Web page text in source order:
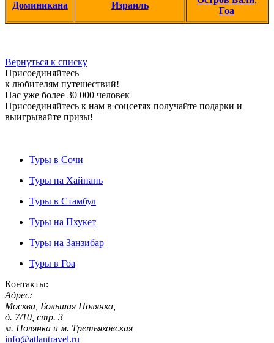
Доминикана Израиль
Гоа
Вернуться к списку
Присоединяйтесь
к любителям путешествий!
Нас уже более 30 000 человек
Присоединяйтесь к нам в соцсетях получайте подарки и
выигрывайте призы!
Туры в Сочи
Туры на Хайнань
Туры в Стамбул
Туры на Пхукет
Туры на Занзибар
Туры в Гоа
Контакты:
Адрес:
Москва, Большая Полянка,
д. 7/10, стр. 3
м. Полянка и м. Третьяковская
info@atlantravel.ru